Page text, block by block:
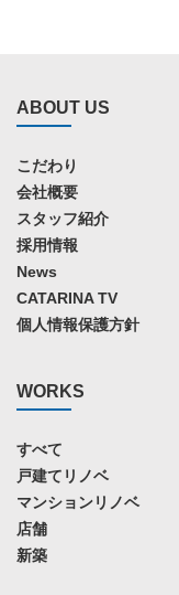
ABOUT US
こだわり
会社概要
スタッフ紹介
採用情報
News
CATARINA TV
個人情報保護方針
WORKS
すべて
戸建てリノベ
マンションリノベ
店舗
新築